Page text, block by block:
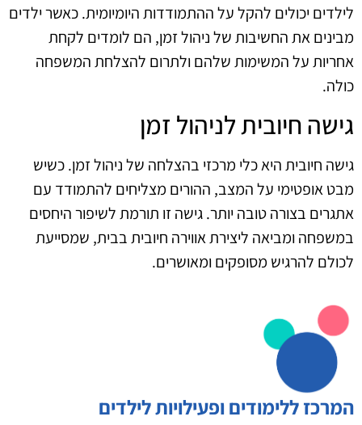
לילדים יכולים להקל על ההתמודדות היומיומית. כאשר ילדים
מבינים את החשיבות של ניהול זמן, הם לומדים לקחת
אחריות על המשימות שלהם ולתרום להצלחת המשפחה
כולה.
גישה חיובית לניהול זמן
גישה חיובית היא כלי מרכזי בהצלחה של ניהול זמן. כשיש
מבט אופטימי על המצב, ההורים מצליחים להתמודד עם
אתגרים בצורה טובה יותר. גישה זו תורמת לשיפור היחסים
במשפחה ומביאה ליצירת אווירה חיובית בבית, שמסייעת
לכולם להרגיש מסופקים ומאושרים.
המרכז ללימודים ופעילויות לילדים